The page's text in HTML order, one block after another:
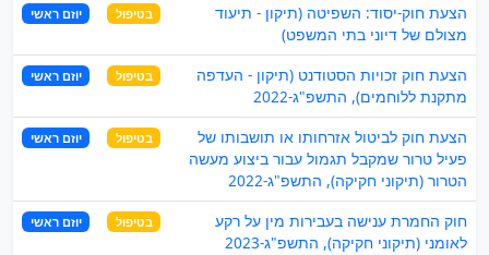
הצעת חוק-יסוד: השפיטה (תיקון - תיעוד
מצולם של דיוני בתי המשפט)
בטיפול יוזם ראשי
הצעת חוק זכויות הסטודנט (תיקון - העדפה
מתקנת ללוחמים), התשפ"ג-2022
בטיפול יוזם ראשי
הצעת חוק לביטול אזרחותו או תושבותו של
פעיל טרור שמקבל תגמול עבור ביצוע מעשה
הטרור (תיקוני חקיקה), התשפ"ג-2022
בטיפול יוזם ראשי
חוק החמרת ענישה בעבירות מין על רקע
לאומני (תיקוני חקיקה), התשפ"ג-2023
בטיפול יוזם ראשי